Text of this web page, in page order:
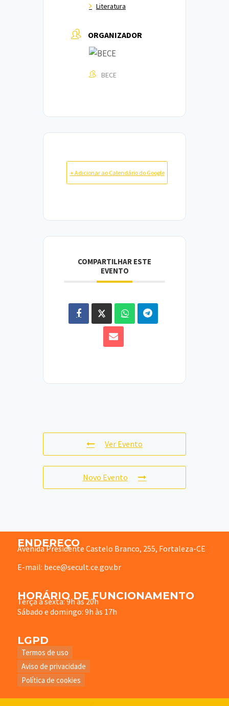
Literatura
ORGANIZADOR
BECE
+ Adicionar ao Calendário do Google
COMPARTILHAR ESTE
EVENTO
Ver Evento
Novo Evento
ENDEREÇO
Avenida Presidente Castelo Branco, 255, Fortaleza-CE
E-mail: bece@secult.ce.gov.br
HORÁRIO DE FUNCIONAMENTO
Terça à sexta: 9h às 20h
Sábado e domingo: 9h às 17h
LGPD
Termos de uso
Aviso de privacidade
Política de cookies